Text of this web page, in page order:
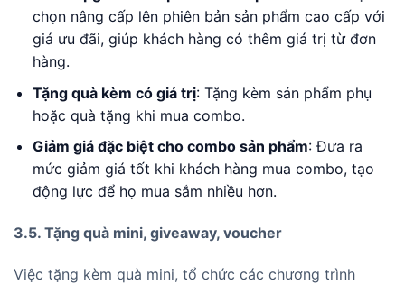
chọn nâng cấp lên phiên bản sản phẩm cao cấp với
giá ưu đãi, giúp khách hàng có thêm giá trị từ đơn
hàng.
Tặng quà kèm có giá trị: Tặng kèm sản phẩm phụ
hoặc quà tặng khi mua combo.
Giảm giá đặc biệt cho combo sản phẩm: Đưa ra
mức giảm giá tốt khi khách hàng mua combo, tạo
động lực để họ mua sắm nhiều hơn.
3.5. Tặng quà mini, giveaway, voucher
Việc tặng kèm quà mini, tổ chức các chương trình